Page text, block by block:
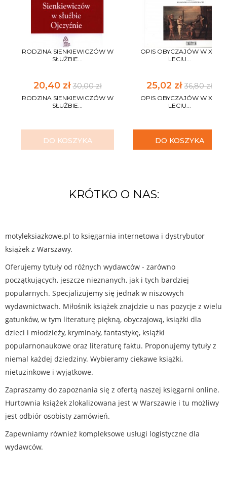
RODZINA SIENKIEWICZÓW W
SŁUŻBIE...
20,40 zł30,00 zł
RODZINA SIENKIEWICZÓW W
SŁUŻBIE...
DO KOSZYKA
OPIS OBYCZAJÓW W XV-
LECIU...
25,02 zł 36,80 zł
OPIS OBYCZAJÓW W XV-
LECIU...
DO KOSZYKA
KRÓTKO O NAS:
motyleksiazkowe.pl to księgarnia internetowa i dystrybutor
książek z Warszawy.
Oferujemy tytuły od różnych wydawców - zarówno
początkujących, jeszcze nieznanych, jak i tych bardziej
popularnych. Specjalizujemy się jednak w niszowych
wydawnictwach. Miłośnik książek znajdzie u nas pozycje z wielu
gatunków, w tym literaturę piękną, obyczajową, książki dla
dzieci i młodzieży, kryminały, fantastykę, książki
popularnonaukowe oraz literaturę faktu. Proponujemy tytuły z
niemal każdej dziedziny. Wybieramy ciekawe książki,
nietuzinkowe i wyjątkowe.
Zapraszamy do zapoznania się z ofertą naszej księgarni online.
Hurtownia książek zlokalizowana jest w Warszawie i tu możliwy
jest odbiór osobisty zamówień.
Zapewniamy również kompleksowe usługi logistyczne dla
wydawców.